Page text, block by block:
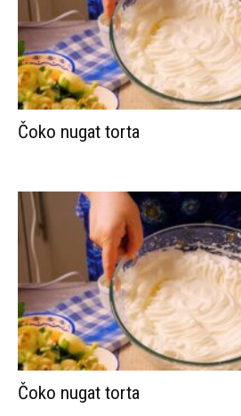
Čoko nugat torta
Čoko nugat torta